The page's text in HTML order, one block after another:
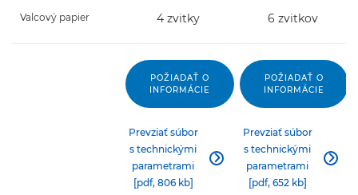
Valcový papier 4 zvitky 6 zvitkov
POŽIADAŤ O
INFORMÁCIE
Prevziať súbor
s technickými
parametrami
[pdf, 806 kb]

POŽIADAŤ O
INFORMÁCIE
Prevziať súbor
s technickými
parametrami
[pdf, 652 kb]
